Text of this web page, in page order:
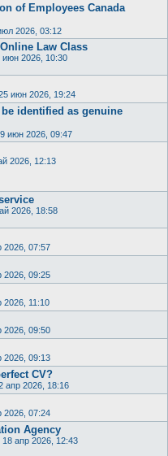
of Employees Canada
2026, 03:12
Law Class
июн 2026, 10:30
июн 2026, 19:24
identified as genuine
июн 2026, 09:47
2026, 12:13
2026, 18:58
2026, 07:57
2026, 09:25
2026, 11:10
2026, 09:50
2026, 09:13
CV?
апр 2026, 18:16
2026, 07:24
Agency
18 апр 2026, 12:43